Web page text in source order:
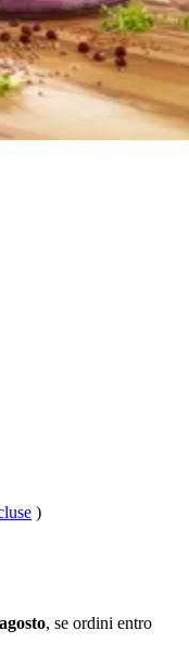
)
, se ordini entro